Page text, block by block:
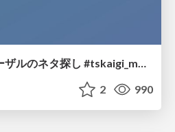
2 990